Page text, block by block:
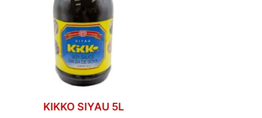
KIKKO SIYAU 5L